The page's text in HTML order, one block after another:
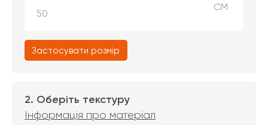
СМ
Застосувати розмір
2. Оберіть текстуру
Інформація про матеріал